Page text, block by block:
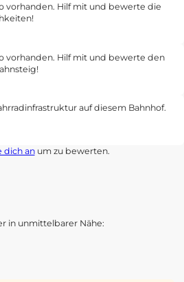
vorhanden. Hilf mit und bewerte die
vorhanden. Hilf mit und bewerte den
auf diesem Bahnhof.
dich anum zu bewerten.
in unmittelbarer Nähe: